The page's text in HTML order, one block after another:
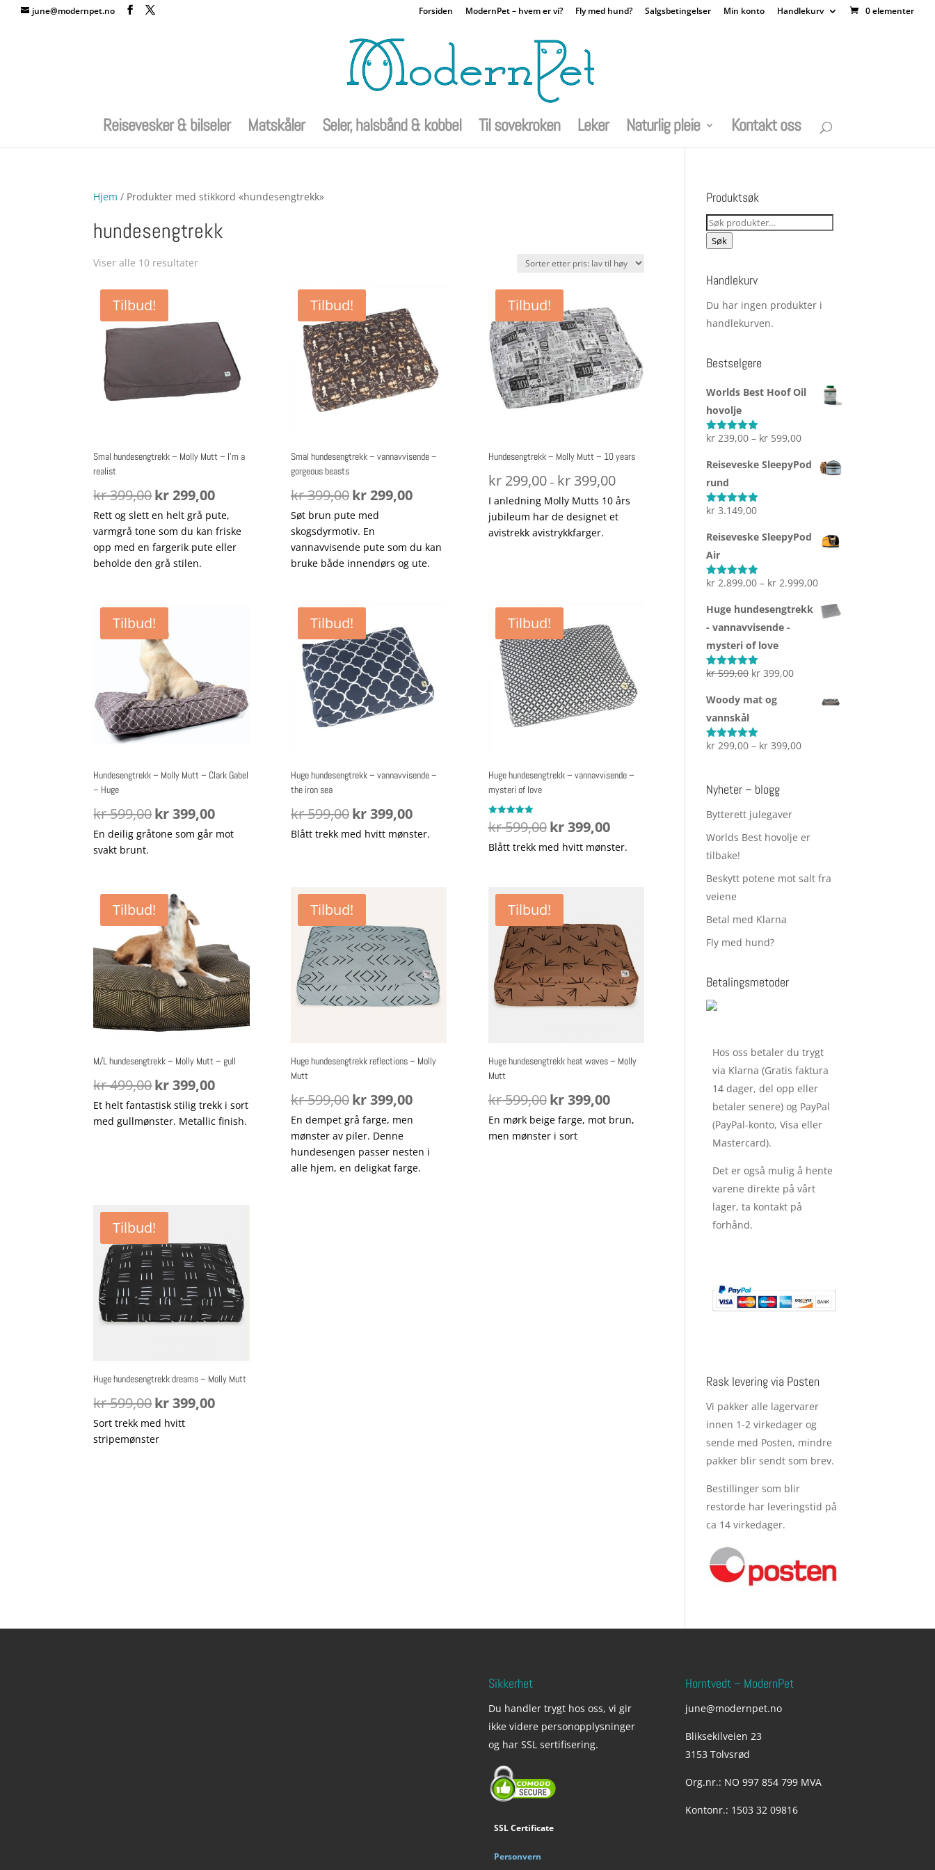
june@modernpet.no Forsiden ModernPet – hvem er vi? Fly med hund? Salgsbetingelser Min konto Handlekurv 0 elementer
Reisevesker & bilseler Matskåler Seler, halsbånd & kobbel Til sovekroken Leker Naturlig pleie Kontakt oss
Hjem / Produkter med stikkord «hundesengtrekk»
hundesengtrekk
Viser alle 10 resultaterSortert
Tilbud!
Smal hundesengtrekk – Molly Mutt – I’m a
realist
kr399,00 Opprinnelig
var:
kr 399,00.
kr299,00Nåværende
er:
kr 299,00.
Rett og slett en helt grå pute,
varmgrå tone som du kan friske
opp med en fargerik pute eller
beholde den grå stilen.
Tilbud!
Smal hundesengtrekk – vannavvisende –
gorgeous beasts
kr399,00 Opprinnelig
var:
kr 399,00.
kr299,00Nåværende
Søt brun pute med
skogsdyrmotiv. En
vannavvisende pute som du kan
bruke både innendørs og ute.
Tilbud!
Hundesengtrekk – Molly Mutt – 10 years
kr299,00 – kr399,00Prisområde:
til
kr 399,00
I anledning Molly Mutts 10 års
jubileum har de designet et
avistrekk avistrykkfarger.
Tilbud!
Hundesengtrekk – Molly Mutt – Clark Gabel
– Huge
kr599,00 Opprinnelig
var:
kr399,00Nåværende
er:
En deilig gråtone som går mot
svakt brunt.
Tilbud!
Huge hundesengtrekk – vannavvisende –
the iron sea
kr599,00 Opprinnelig
var:
kr399,00Nåværende
er:
Blått trekk med hvitt mønster.
Tilbud!
Huge hundesengtrekk – vannavvisende –
mysteri of love
Vurdert
5.00
kr599,00 Opprinnelig
var:
kr399,00Nåværende
er:
Blått trekk med hvitt mønster.
Tilbud!
M/L hundesengtrekk – Molly Mutt – gull
kr499,00 Opprinnelig
var:
kr 499,00.
kr399,00Nåværende
er:
kr 399,00.
Et helt fantastisk stilig trekk i sort
med gullmønster. Metallic finish.
Tilbud!
Huge hundesengtrekk reflections – Molly
Mutt
kr599,00 Opprinnelig
var:
kr 599,00.
kr399,00Nåværende
er:
En dempet grå farge, men
mønster av piler. Denne
hundesengen passer nesten i
alle hjem, en deligkat farge.
Tilbud!
Huge hundesengtrekk heat waves – Molly
Mutt
kr599,00 Opprinnelig
var:
kr 599,00.
kr399,00Nåværende
er:
En mørk beige farge, mot brun,
men mønster i sort
Tilbud!
Huge hundesengtrekk dreams – Molly Mutt
kr599,00 Opprinnelig
var:
kr 599,00.
kr399,00Nåværende
Sort trekk med hvitt
stripemønster
Produktsøk
Søk
etter:
Søk
Handlekurv
Du har ingen produkter i
handlekurven.
Bestselgere
Worlds Best Hoof Oil
hovolje
Vurdert5.00
kr 239,00 – kr 599,00Prisområde:
Reiseveske SleepyPod
rund
Vurdert5.00
kr 3.149,00
Reiseveske SleepyPod
Air
Vurdert5.00
kr 2.899,00 – kr 2.999,00Prisområde:
til
Huge hundesengtrekk
- vannavvisende -
mysteri of love
Vurdert5.00
kr599,00 Opprinnelig
kr 599,00.
kr 399,00Nåværende
Woody mat og
vannskål
Vurdert5.00
kr 299,00 – kr 399,00Prisområde:
Nyheter – blogg
Bytterett julegaver
Worlds Best hovolje er
tilbake!
Beskytt potene mot salt fra
veiene
Betal med Klarna
Fly med hund?
Betalingsmetoder
Hos oss betaler du trygt
via Klarna (Gratis faktura
14 dager, del opp eller
betaler senere) og PayPal
(PayPal-konto, Visa eller
Mastercard).
Det er også mulig å hente
varene direkte på vårt
lager, ta kontakt på
forhånd.
Rask levering via Posten
Vi pakker alle lagervarer
innen 1-2 virkedager og
sende med Posten, mindre
pakker blir sendt som brev.
Bestillinger som blir
restorde har leveringstid på
ca 14 virkedager.
Sikkerhet
Du handler trygt hos oss, vi gir
ikke videre personopplysninger
og har SSL sertifisering.
SSL Certificate
Personvern
Horntvedt – ModernPet
june@modernpet.no
Bliksekilveien 23
3153 Tolvsrød
Org.nr.: NO 997 854 799 MVA
Kontonr.: 1503 32 09816